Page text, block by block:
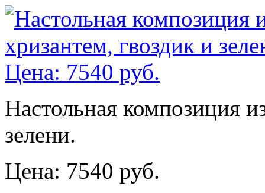
Настольная композиция
зелени.
Цена: 7540 руб.